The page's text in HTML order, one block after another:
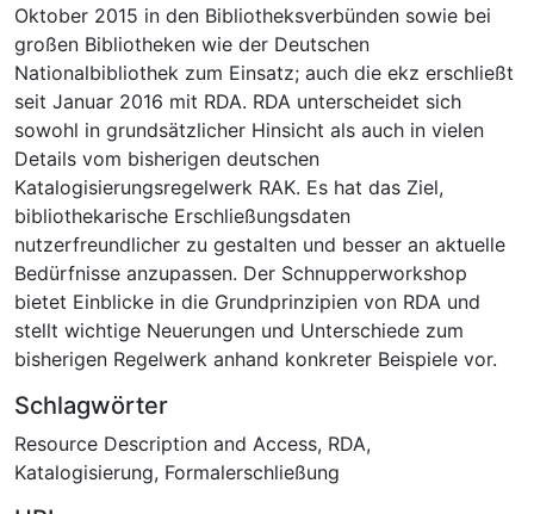
Oktober 2015 in den Bibliotheksverbünden sowie bei
großen Bibliotheken wie der Deutschen
Nationalbibliothek zum Einsatz; auch die ekz erschließt
seit Januar 2016 mit RDA. RDA unterscheidet sich
sowohl in grundsätzlicher Hinsicht als auch in vielen
Details vom bisherigen deutschen
Katalogisierungsregelwerk RAK. Es hat das Ziel,
bibliothekarische Erschließungsdaten
nutzerfreundlicher zu gestalten und besser an aktuelle
Bedürfnisse anzupassen. Der Schnupperworkshop
bietet Einblicke in die Grundprinzipien von RDA und
stellt wichtige Neuerungen und Unterschiede zum
bisherigen Regelwerk anhand konkreter Beispiele vor.
Schlagwörter
Resource Description and Access, RDA,
Katalogisierung, Formalerschließung